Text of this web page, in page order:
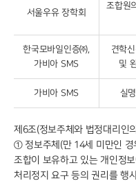
서울우유 장학회
조합원
한국모바일인증㈜,
가비아 SMS
견학
및
가비아 SMS 실
제6조(정보주체와 법정대리인
① 정보주체(만 14세 미만인 경
조합이 보유하고 있는 개인정
처리정지 요구 등의 권리를 행